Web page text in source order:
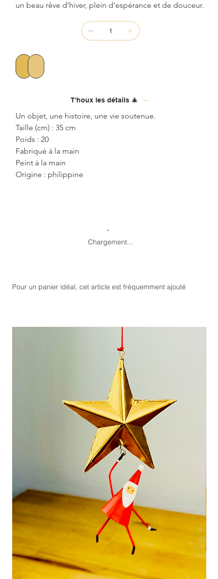
un beau rêve d’hiver, plein d’espérance et de douceur.
T'houx les détails 🎄
Un objet, une histoire, une vie soutenue.
Taille (cm) : 35 cm
Poids : 20
Fabriqué à la main
Peint à la main
Origine : philippine
Chargement...
Pour un panier idéal, cet article est fréquemment ajouté